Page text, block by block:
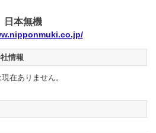
日本無機
情報
在ありません。